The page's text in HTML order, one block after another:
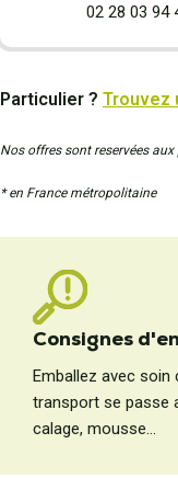
02 28 03 94
Particulier ? Trouvez
Nos offres sont reservées
* en France métropolitaine
Consignes
Emballez avec soin
transport se passe
calage, mousse...